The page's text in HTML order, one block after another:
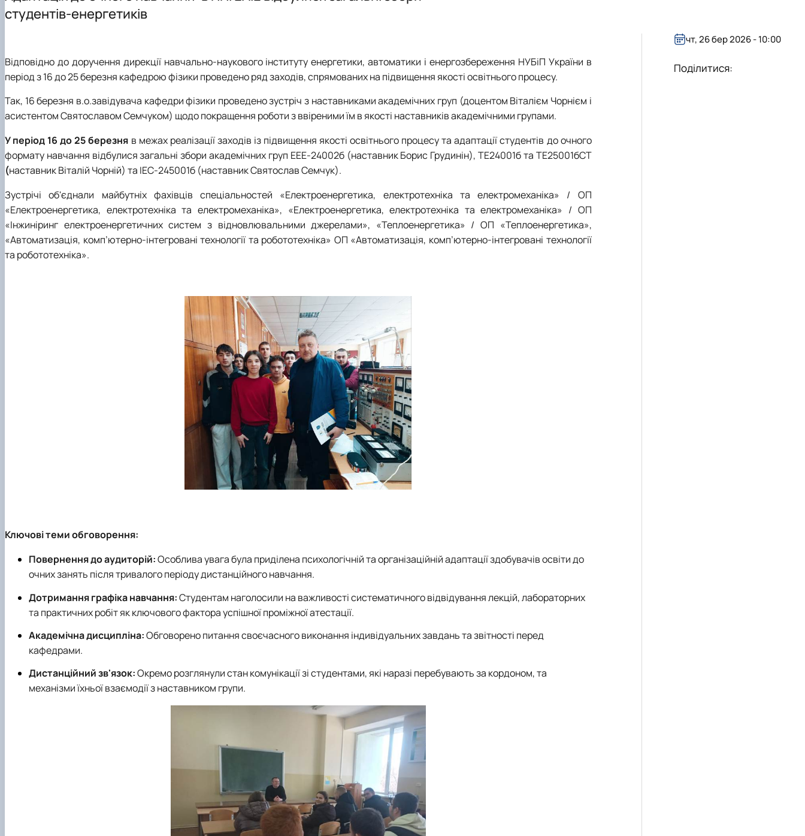
Навчальна література
Дисципліни, які викладаються на кафедрі
студентів-енергетиків
Відповідно до доручення дирекції навчально-наукового інституту енергетики, автоматики і енергозбереження НУБіП України в
період з 16 до 25 березня кафедрою фізики проведено ряд заходів, спрямованих на підвищення якості освітнього процесу.
Так, 16 березня в.о.завідувача кафедри фізики проведено зустріч з наставниками академічних груп (доцентом Віталієм Чорнієм і
асистентом Святославом Семчуком) щодо покращення роботи з ввіреними їм в якості наставників академічними групами.
У період 16 до 25 березня в межах реалізації заходів із підвищення якості освітнього процесу та адаптації студентів до очного
формату навчання відбулися загальні збори академічних груп ЕЕЕ-24002б (наставник Борис Грудинін), ТЕ24001б та ТЕ25001бСТ
(наставник Віталій Чорній) та ІЕС-245001б (наставник Святослав Семчук).
Зустрічі об'єднали майбутніх фахівців спеціальностей «Електроенергетика, електротехніка та електромеханіка» / ОП
«Електроенергетика, електротехніка та електромеханіка», «Електроенергетика, електротехніка та електромеханіка» / ОП
«Інжиніринг електроенергетичних систем з відновлювальними джерелами», «Теплоенергетика» / ОП «Теплоенергетика»,
«Автоматизація, комп’ютерно-інтегровані технології та робототехніка» ОП «Автоматизація, комп’ютерно-інтегровані технології
та робототехніка».
Ключові теми обговорення:
Повернення до аудиторій:Особлива увага була приділена психологічній та організаційній адаптації здобувачів освіти до
очних занять після тривалого періоду дистанційного навчання.
Дотримання графіка навчання:Студентам наголосили на важливості систематичного відвідування лекцій, лабораторних
та практичних робіт як ключового фактора успішної проміжної атестації.
Академічна дисципліна:Обговорено питання своєчасного виконання індивідуальних завдань та звітності перед
кафедрами.
Дистанційний зв'язок:Окремо розглянули стан комунікації зі студентами, які наразі перебувають за кордоном, та
механізми їхньої взаємодії з наставником групи.
чт, 26 бер 2026 - 10:00
Поділитися: